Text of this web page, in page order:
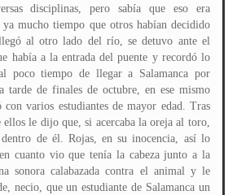
disciplinas, pero sabía que eso era
mucho tiempo que otros habían decidido
al otro lado del río, se detuvo ante el
había a la entrada del puente y recordó lo
poco tiempo de llegar a Salamanca por
tarde de finales de octubre, en ese mismo
con varios estudiantes de mayor edad. Tras
ellos le dijo que, si acercaba la oreja al toro,
de él. Rojas, en su inocencia, así lo
cuanto vio que tenía la cabeza junto a la
sonora calabazada contra el animal y le
necio, que un estudiante de Salamanca un